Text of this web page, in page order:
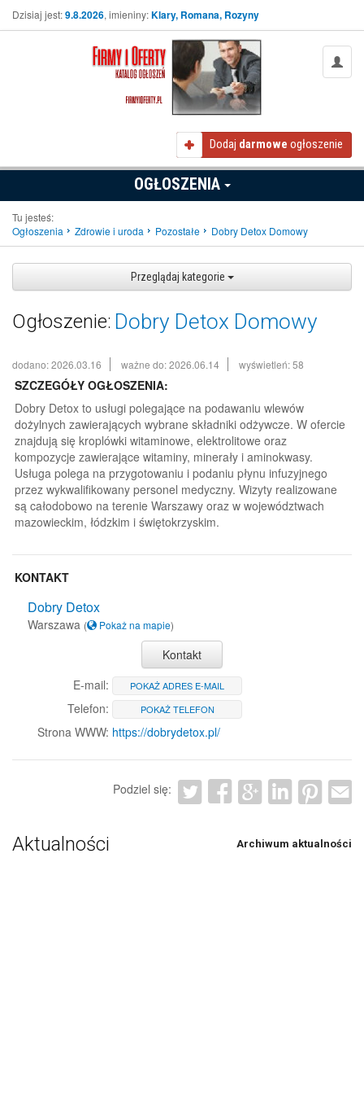
Dzisiaj jest:9.8.2026, imieniny:Klary, Romana, Rozyny
Dodaj darmowe ogłoszenie
OGŁOSZENIA
Tu jesteś:
Ogłoszenia
Zdrowie i uroda Pozostałe Dobry Detox Domowy
Przeglądaj kategorie
Ogłoszenie: Dobry Detox Domowy
dodano: 2026.03.16 ważne do: 2026.06.14 wyświetleń: 58
SZCZEGÓŁY OGŁOSZENIA:
Dobry Detox to usługi polegające na podawaniu wlewów
dożylnych zawierających wybrane składniki odżywcze. W ofercie
znajdują się kroplówki witaminowe, elektrolitowe oraz
kompozycje zawierające witaminy, minerały i aminokwasy.
Usługa polega na przygotowaniu i podaniu płynu infuzyjnego
przez wykwalifikowany personel medyczny. Wizyty realizowane
są całodobowo na terenie Warszawy oraz w województwach
mazowieckim, łódzkim i świętokrzyskim.
KONTAKT
Dobry Detox
Warszawa ( Pokaż na mapie)
Kontakt
E-mail:
POKAŻ ADRES E-MAIL
Telefon: POKAŻ TELEFON
Strona WWW: https://dobrydetox.pl/
Podziel się:
Aktualności Archiwum aktualności